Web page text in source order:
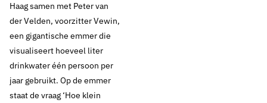
Haag samen met Peter van
der Velden, voorzitter Vewin,
een gigantische emmer die
visualiseert hoeveel liter
drinkwater één persoon per
jaar gebruikt. Op de emmer
staat de vraag ‘Hoe klein